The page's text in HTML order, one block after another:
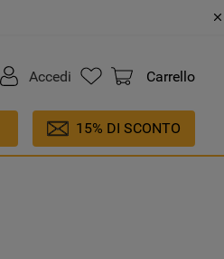
Accedi Carrello
15% DI SCONTO